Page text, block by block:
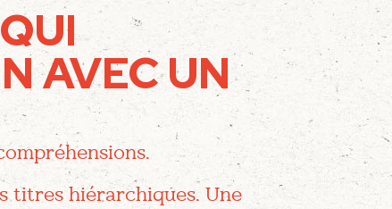
AVEC UN
titres hiérarchiques. Une